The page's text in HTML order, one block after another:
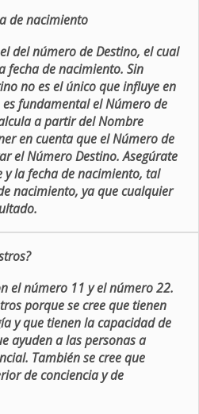
de nacimiento
del número de Destino, el cual
fecha de nacimiento. Sin
no es el único que influye en
fundamental el Número de
a partir del Nombre
en cuenta que el Número de
el Número Destino. Asegúrate
la fecha de nacimiento, tal
nacimiento, ya que cualquier
el número 11 y el número 22.
porque se cree que tienen
y que tienen la capacidad de
ayuden a las personas a
También se cree que
de conciencia y de